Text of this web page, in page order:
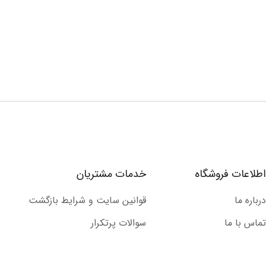
اطلاعات فروشگاه
درباره ما
تماس با ما
خدمات مشتریان
قوانین سایت و شرایط بازگشت
سوالات پرتکرار